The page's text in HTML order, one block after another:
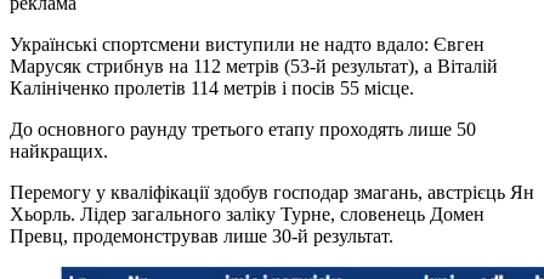
Українські спортсмени виступили не надто вдало: Євген
Марусяк стрибнув на 112 метрів (53-й результат), а Віталій
Калініченко пролетів 114 метрів і посів 55 місце.
До основного раунду третього етапу проходять лише 50
найкращих.
Перемогу у кваліфікації здобув господар змагань, австрієць Ян
Хьорль. Лідер загального заліку Турне, словенець Домен
Превц, продемонстрував лише 30-й результат.